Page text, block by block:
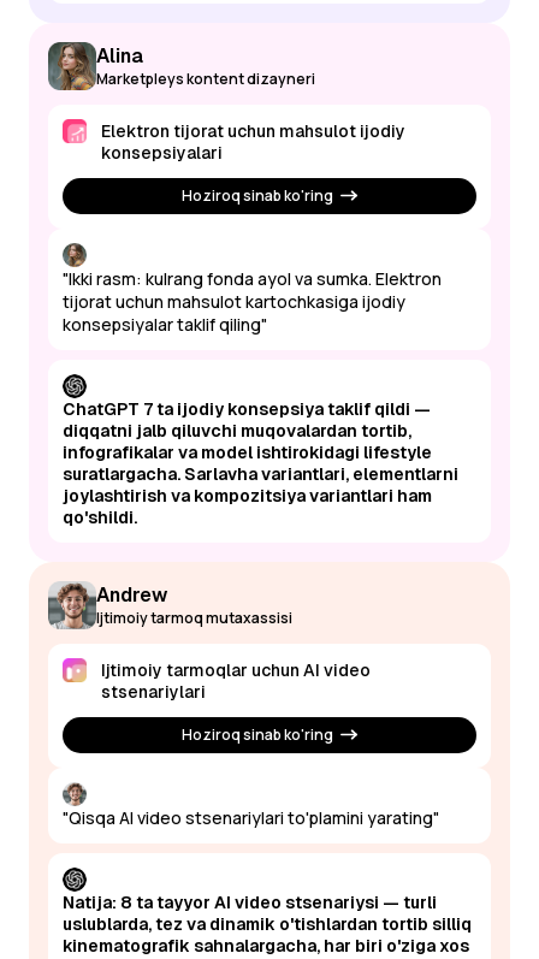
Alina
Marketpleys kontent dizayneri
Elektron tijorat uchun mahsulot ijodiy
konsepsiyalari
Hoziroq sinab ko'ring
"Ikki rasm: kulrang fonda ayol va sumka. Elektron
tijorat uchun mahsulot kartochkasiga ijodiy
konsepsiyalar taklif qiling"
ChatGPT 7 ta ijodiy konsepsiya taklif qildi —
diqqatni jalb qiluvchi muqovalardan tortib,
infografikalar va model ishtirokidagi lifestyle
suratlargacha. Sarlavha variantlari, elementlarni
joylashtirish va kompozitsiya variantlari ham
qo'shildi.
Andrew
Ijtimoiy tarmoq mutaxassisi
Ijtimoiy tarmoqlar uchun AI video
stsenariylari
Hoziroq sinab ko'ring
"Qisqa AI video stsenariylari to'plamini yarating"
Natija: 8 ta tayyor AI video stsenariysi — turli
uslublarda, tez va dinamik o'tishlardan tortib silliq
kinematografik sahnalargacha, har biri o'ziga xos